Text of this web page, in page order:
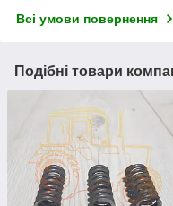
Всі умови повернення
Подібні товари